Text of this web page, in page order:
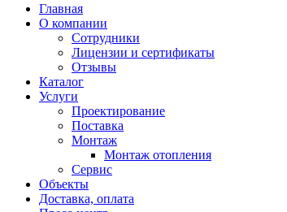
Главная
О компании
Сотрудники
Лицензии и сертификаты
Отзывы
Каталог
Услуги
Проектирование
Поставка
Монтаж
Монтаж отопления
Сервис
Объекты
Доставка, оплата